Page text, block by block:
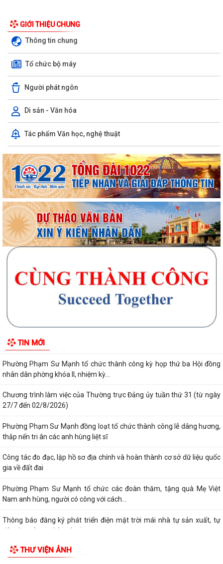
GIỚI THIỆU CHUNG
Thông tin chung
Tổ chức bộ máy
Người phát ngôn
Di sản - Văn hóa
Tác phẩm Văn học, nghệ thuật
TIN MỚI
Chương trình làm việc tuần 32 của Lãnh đạo UBND phường Phạm Sư
Mạnh
Chương trình làm việc của Thường trực Đảng ủy tuần thứ 32 (từ ngày
03/8 đến 09/8/2026)
Phường Phạm Sư Mạnh tổ chức hội nghị công bố các quyết định chỉ
định ủy viên Ban chấp hành Đảng bộ...
Thành phố Hải Phòng tổ chức hội nghị đánh giá tiến độ khám sức khỏe
tuyến toàn quốc nghiên cứu, học tập,...
Phường Phạm Sư Mạnh tổ chức thành công kỳ họp thứ ba Hội đồng
nhân dân phờng khóa II, nhiệm kỳ...
Chương trình làm việc của Thường trực Đảng ủy tuần thứ 31 (từ ngày
27/7 đến 02/8/2026)
Phường Phạm Sư Mạnh đồng loạt tổ chức thành công lễ dâng hương,
thắp nến tri ân các anh hùng liệt sĩ
Công tác đo đạc, lập hồ sơ địa chính và hoàn thành cơ sở dữ liệu quốc
gia về đất đai
Phường Phạm Sư Mạnh tổ chức các đoàn thăm, tặng quà Mẹ Việt
Nam anh hùng, người có công với cách...
Thông báo đăng ký phát triển điện mặt trời mái nhà tự sản xuất, tự
tiêu thụ trên địa bàn phường...
Thông báo đấu giá quyền sử dụng đất ở trên địa bàn phường Phạm
THƯ VIỆN ẢNH